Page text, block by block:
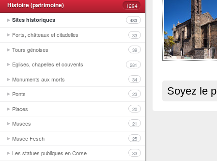
Histoire (patrimoine)
1294
Sites historiques
483
Forts, châteaux et citadelles 33
Tours génoises 39
Eglises, chapelles et couvents 281
Monuments aux morts 34
Ponts 23
Places 20
Musées 21
Musée Fesch 25
Les statues publiques en Corse 33
Soyez le